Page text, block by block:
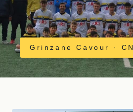
Grinzane Cavour · CN